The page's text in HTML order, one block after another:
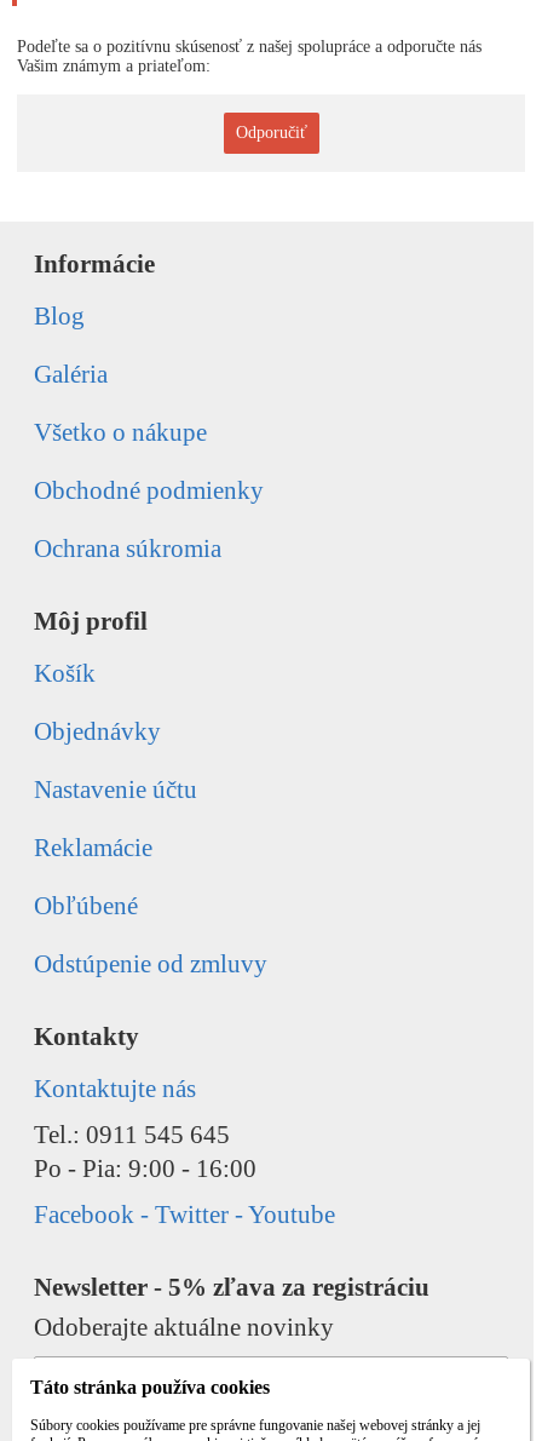
Podeľte sa o pozitívnu skúsenosť z našej spolupráce a odporučte nás
Vašim známym a priateľom:
Odporučiť
Informácie
Blog
Galéria
Všetko o nákupe
Obchodné podmienky
Ochrana súkromia
Môj profil
Košík
Objednávky
Nastavenie účtu
Reklamácie
Obľúbené
Odstúpenie od zmluvy
Kontakty
Kontaktujte nás
Tel.: 0911 545 645
Po - Pia: 9:00 - 16:00
Facebook - Twitter - Youtube
Newsletter - 5% zľava za registráciu
Odoberajte aktuálne novinky
Táto stránka používa cookies
Súbory cookies používame pre správne fungovanie našej webovej stránky a jej